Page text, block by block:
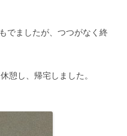
でましたが、つつがなく終
憩し、帰宅しました。